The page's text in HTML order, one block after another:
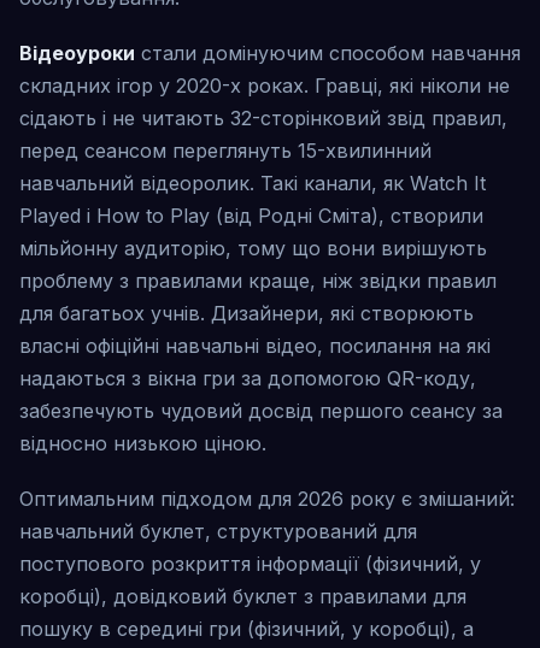
Відеоуроки стали домінуючим способом навчання
складних ігор у 2020-х роках. Гравці, які ніколи не
сідають і не читають 32-сторінковий звід правил,
перед сеансом переглянуть 15-хвилинний
навчальний відеоролик. Такі канали, як Watch It
Played і How to Play (від Родні Сміта), створили
мільйонну аудиторію, тому що вони вирішують
проблему з правилами краще, ніж звідки правил
для багатьох учнів. Дизайнери, які створюють
власні офіційні навчальні відео, посилання на які
надаються з вікна гри за допомогою QR-коду,
забезпечують чудовий досвід першого сеансу за
відносно низькою ціною.
Оптимальним підходом для 2026 року є змішаний:
навчальний буклет, структурований для
поступового розкриття інформації (фізичний, у
коробці), довідковий буклет з правилами для
пошуку в середині гри (фізичний, у коробці), а